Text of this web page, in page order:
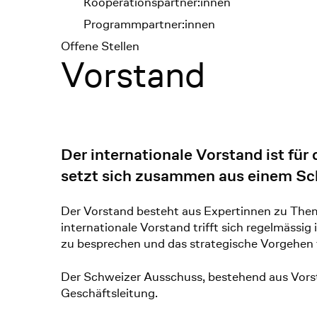
Programmpartner:innen
Offene Stellen
Vorstand
Der internationale Vorstand ist für
setzt sich zusammen aus einem
Der Vorstand besteht aus Expertinnen zu
internationale Vorstand trifft sich regelmässig
zu besprechen und das strategische
Der Schweizer Ausschuss, bestehend aus
Geschäftsleitung.